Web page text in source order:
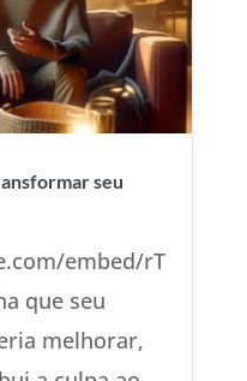
seu
embed/rT
que seu
melhorar,